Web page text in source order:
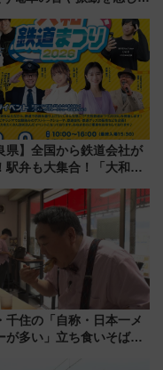
県】全国から鉄道会社が
駅弁も大集合！「大和鉄
決定
千住の「自称・日本一メ
が多い」立ち食いそば屋